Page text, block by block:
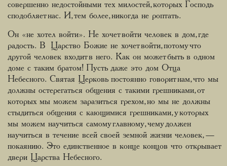
совершенно недостойными тех милостей, которых Господь
сподобляет нас. И, тем более, никогда не роптать.
Он «не хотел войти». Не хочет войти человек в дом, где
радость. В Царство Божие не хочет войти, потому что
другой человек входит в него. Как он может быть в одном
доме с таким братом! Пусть даже это дом Отца
Небесного. Святая Церковь постоянно говорит нам, что мы
должны остерегаться общения с такими грешниками, от
которых мы можем заразиться грехом, но мы не должны
стыдиться общения с кающимися грешниками, у которых
мы можем научиться самому главному, чему должен
научиться в течение всей своей земной жизни человек, —
покаянию. Это единственное в конце концов что открывает
двери Царства Небесного.